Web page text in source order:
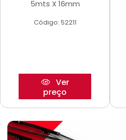
5mts X 16mm
Código: 52211
Ver
preço